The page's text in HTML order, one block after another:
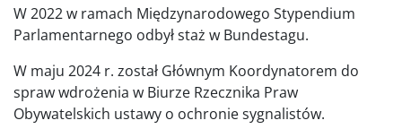
W 2022 w ramach Międzynarodowego Stypendium
Parlamentarnego odbył staż w Bundestagu.
W maju 2024 r. został Głównym Koordynatorem do
spraw wdrożenia w Biurze Rzecznika Praw
Obywatelskich ustawy o ochronie sygnalistów.